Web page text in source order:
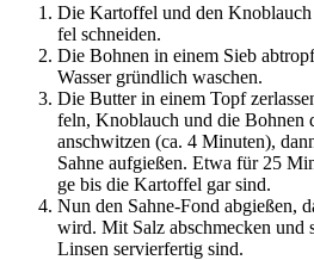
Die Kar­tof­fel und den
fel schneiden.
Die Boh­nen in einem Sieb
Was­ser gründ­lich waschen.
Die But­ter in einem Topf
feln, Knob­lauch und die Boh­nen
anschwit­zen (ca. 4 Minu­ten),
Sah­ne auf­gie­ßen. Etwa für 25
ge bis die Kar­tof­fel gar sind.
Nun den Sah­ne-Fond abgie­ßen,
wird. Mit Salz abschme­cken und
Lin­sen ser­vier­fer­tig sind.